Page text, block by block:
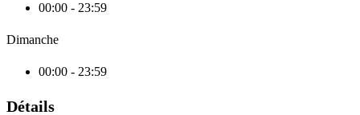
00:00 - 23:59
Dimanche
00:00 - 23:59
Détails